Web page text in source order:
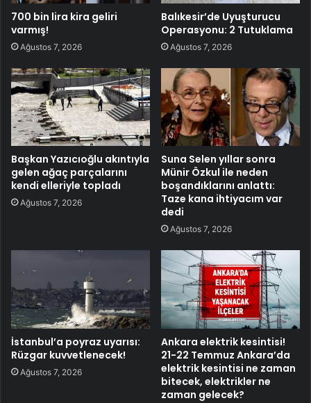
700 bin lira kira geliri
varmış!
Ağustos 7, 2026
Balıkesir’de Uyuşturucu
Operasyonu: 2 Tutuklama
Ağustos 7, 2026
Başkan Yazıcıoğlu akıntıyla
gelen ağaç parçalarını
kendi elleriyle topladı
Ağustos 7, 2026
Suna Selen yıllar sonra
Münir Özkul ile neden
boşandıklarını anlattı:
Taze kana ihtiyacım var
dedi
Ağustos 7, 2026
İstanbul’a poyraz uyarısı:
Rüzgar kuvvetlenecek!
Ağustos 7, 2026
Ankara elektrik kesintisi!
21-22 Temmuz Ankara’da
elektrik kesintisi ne zaman
bitecek, elektrikler ne
zaman gelecek?